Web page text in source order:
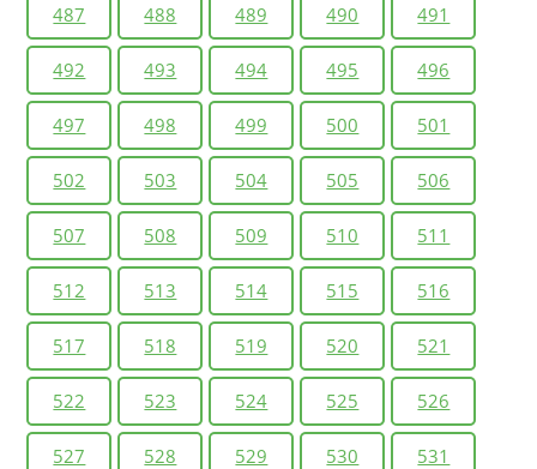
487 488 489 490 491
492 493 494 495 496
497 498 499 500 501
502 503 504 505 506
507 508 509 510 511
512 513 514 515 516
517 518 519 520 521
522 523 524 525 526
527 528 529 530 531